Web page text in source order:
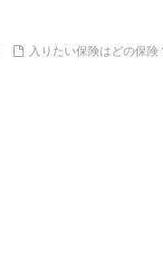
入りたい保険はどの保険